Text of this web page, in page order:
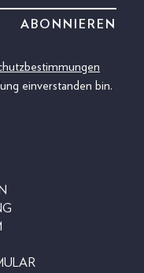
einverstanden bin.